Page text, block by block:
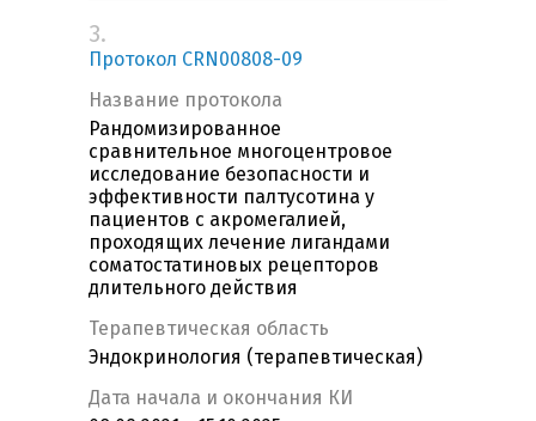
3.
Протокол CRN00808-09
Название протокола
Рандомизированное
сравнительное многоцентровое
исследование безопасности и
эффективности палтусотина у
пациентов с акромегалией,
проходящих лечение лигандами
соматостатиновых рецепторов
длительного действия
Терапевтическая область
Эндокринология (терапевтическая)
Дата начала и окончания КИ